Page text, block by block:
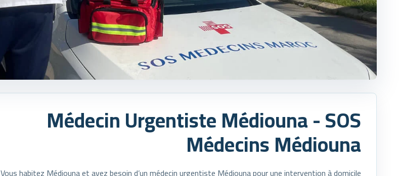
Médecin Urgentiste Médiouna - SOS
Médecins Médiouna